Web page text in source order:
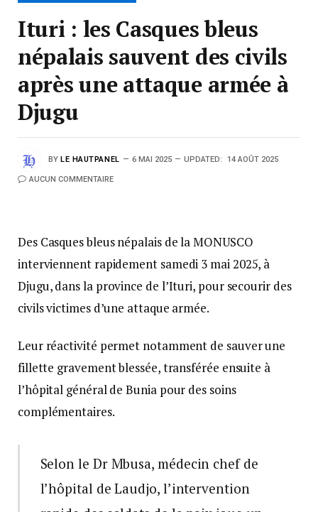
Ituri : les Casques bleus
népalais sauvent des civils
après une attaque armée à
Djugu
BY LE HAUTPANEL 6 MAI 2025 UPDATED: 14 AOÛT 2025
AUCUN COMMENTAIRE
Des Casques bleus népalais de la MONUSCO
interviennent rapidement samedi 3 mai 2025, à
Djugu, dans la province de l’Ituri, pour secourir des
civils victimes d’une attaque armée.
Leur réactivité permet notamment de sauver une
fillette gravement blessée, transférée ensuite à
l’hôpital général de Bunia pour des soins
complémentaires.
Selon le Dr Mbusa, médecin chef de
l’hôpital de Laudjo, l’intervention